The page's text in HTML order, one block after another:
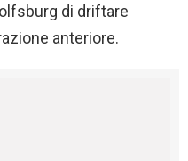
di driftare
anteriore.